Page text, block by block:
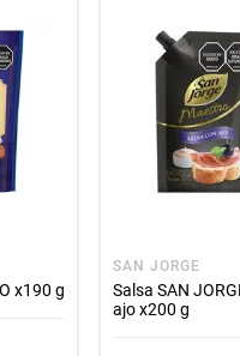
x190 g
SAN JORGE
Salsa SAN
ajo x200 g